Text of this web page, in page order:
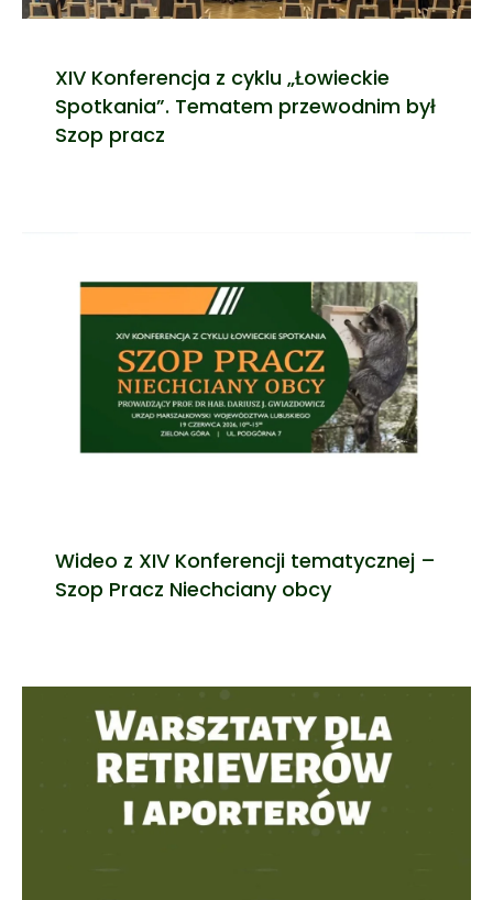
XIV Konferencja z cyklu „Łowieckie
Spotkania”. Tematem przewodnim był
Szop pracz
Wideo z XIV Konferencji tematycznej –
Szop Pracz Niechciany obcy